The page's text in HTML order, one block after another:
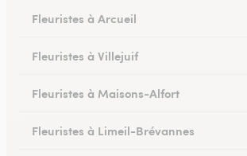
Fleuristes à Arcueil
Fleuristes à Villejuif
Fleuristes à Maisons-Alfort
Fleuristes à Limeil-Brévannes